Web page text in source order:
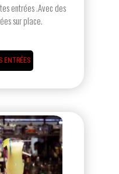
entrées .Avec des
sur place.
ENTRÉES